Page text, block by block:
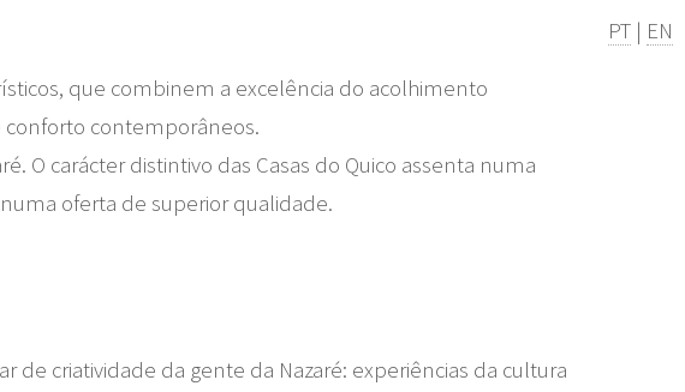
PT | EN
que combinem a excelência do acolhimento
conforto contemporâneos.
O carácter distintivo das Casas do Quico assenta numa
oferta de superior qualidade.
de criatividade da gente da Nazaré: experiências da cultura